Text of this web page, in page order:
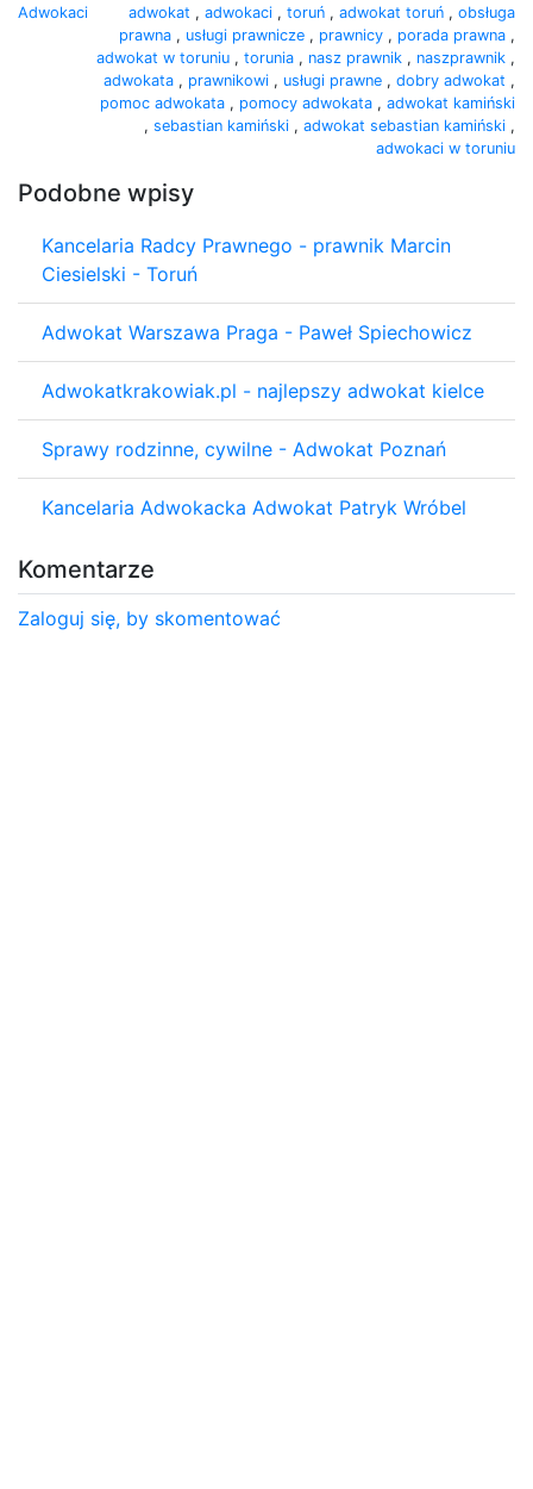
Adwokaci
adwokat , adwokaci , toruń , adwokat toruń , obsługa
prawna , usługi prawnicze , prawnicy , porada prawna ,
adwokat w toruniu , torunia , nasz prawnik , naszprawnik ,
adwokata , prawnikowi , usługi prawne , dobry adwokat ,
pomoc adwokata , pomocy adwokata , adwokat kamiński
, sebastian kamiński , adwokat sebastian kamiński ,
adwokaci w toruniu
Podobne wpisy
Kancelaria Radcy Prawnego - prawnik Marcin
Ciesielski - Toruń
Adwokat Warszawa Praga - Paweł Spiechowicz
Adwokatkrakowiak.pl - najlepszy adwokat kielce
Sprawy rodzinne, cywilne - Adwokat Poznań
Kancelaria Adwokacka Adwokat Patryk Wróbel
Komentarze
Zaloguj się, by skomentować